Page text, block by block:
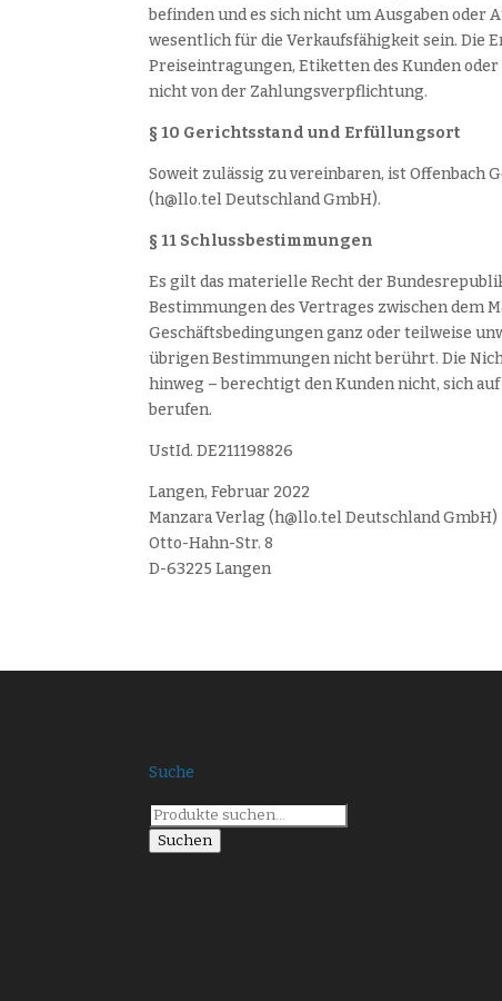
befinden und es sich nicht um Ausgaben
wesentlich für die Verkaufsfähigkeit sein. Die
Preiseintragungen, Etiketten des Kunden
nicht von der Zahlungsverpflichtung.
§ 10 Gerichtsstand und Erfüllungsort
Soweit zulässig zu vereinbaren, ist
(h@llo.tel Deutschland GmbH).
§ 11 Schlussbestimmungen
Es gilt das materielle Recht der
Bestimmungen des Vertrages zwischen dem
Geschäftsbedingungen ganz oder teilweise
übrigen Bestimmungen nicht berührt. Die
hinweg – berechtigt den Kunden nicht, sich
berufen.
UstId. DE211198826
Langen, Februar 2022
Manzara Verlag (h@llo.tel Deutschland GmbH)
Otto-Hahn-Str. 8
D-63225 Langen
Suche
Suche
nach:
Suchen